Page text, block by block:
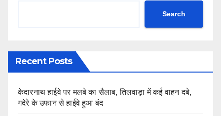
Search
Recent Posts
केदारनाथ हाईवे पर मलबे का सैलाब, तिलवाड़ा में कई वाहन दबे,
गदेरे के उफान से हाईवे हुआ बंद